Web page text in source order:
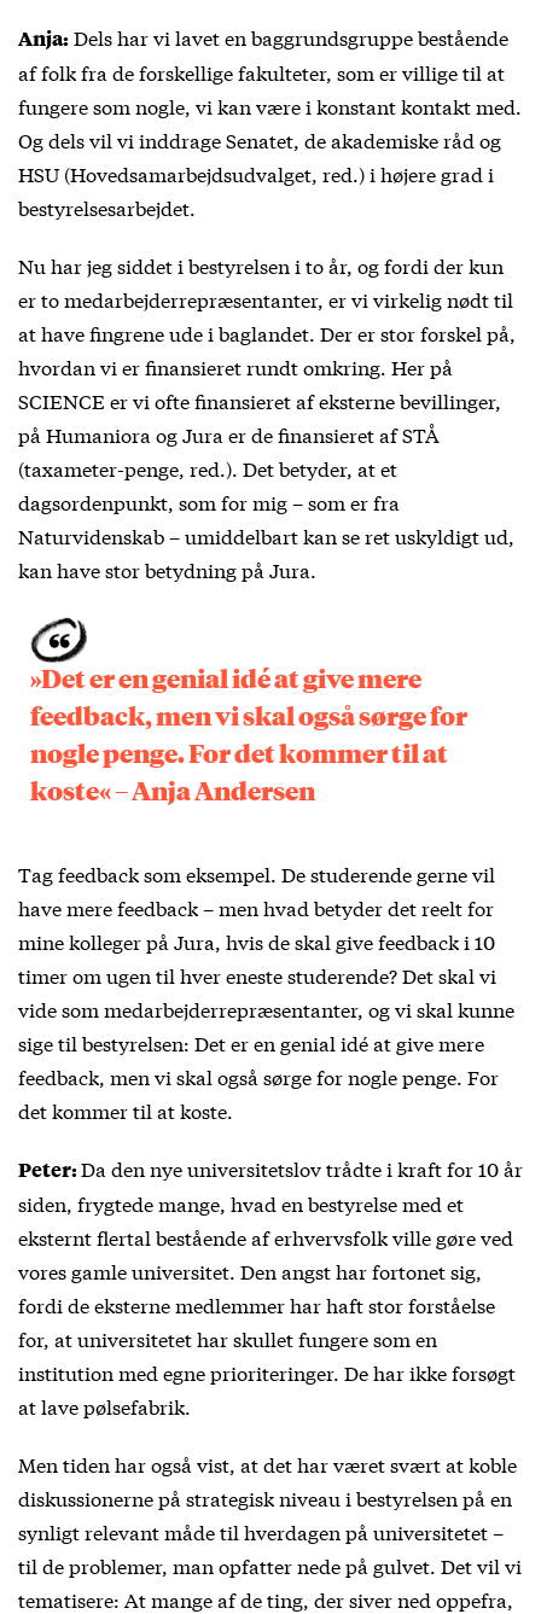
Anja:Dels har vi lavet en baggrundsgruppe bestående
af folk fra de forskellige fakulteter, som er villige til at
fungere som nogle, vi kan være i konstant kontakt med.
Og dels vil vi inddrage Senatet, de akademiske råd og
HSU (Hovedsamarbejdsudvalget, red.) i højere grad i
bestyrelsesarbejdet.
Nu har jeg siddet i bestyrelsen i to år, og fordi der kun
er to medarbejderrepræsentanter, er vi virkelig nødt til
at have fingrene ude i baglandet. Der er stor forskel på,
hvordan vi er finansieret rundt omkring. Her på
SCIENCE er vi ofte finansieret af eksterne bevillinger,
på Humaniora og Jura er de finansieret af STÅ
(taxameter-penge, red.). Det betyder, at et
dagsordenpunkt, som for mig – som er fra
Naturvidenskab – umiddelbart kan se ret uskyldigt ud,
kan have stor betydning på Jura.
»Det er en genial idé at give mere
feedback, men vi skal også sørge for
nogle penge. For det kommer til at
koste« – Anja Andersen
Tag feedback som eksempel. De studerende gerne vil
have mere feedback – men hvad betyder det reelt for
mine kolleger på Jura, hvis de skal give feedback i 10
timer om ugen til hver eneste studerende? Det skal vi
vide som medarbejderrepræsentanter, og vi skal kunne
sige til bestyrelsen: Det er en genial idé at give mere
feedback, men vi skal også sørge for nogle penge. For
det kommer til at koste.
Peter:Da den nye universitetslov trådte i kraft for 10 år
siden, frygtede mange, hvad en bestyrelse med et
eksternt flertal bestående af erhvervsfolk ville gøre ved
vores gamle universitet. Den angst har fortonet sig,
fordi de eksterne medlemmer har haft stor forståelse
for, at universitetet har skullet fungere som en
institution med egne prioriteringer. De har ikke forsøgt
at lave pølsefabrik.
Men tiden har også vist, at det har været svært at koble
diskussionerne på strategisk niveau i bestyrelsen på en
synligt relevant måde til hverdagen på universitetet –
til de problemer, man opfatter nede på gulvet. Det vil vi
tematisere: At mange af de ting, der siver ned oppefra,